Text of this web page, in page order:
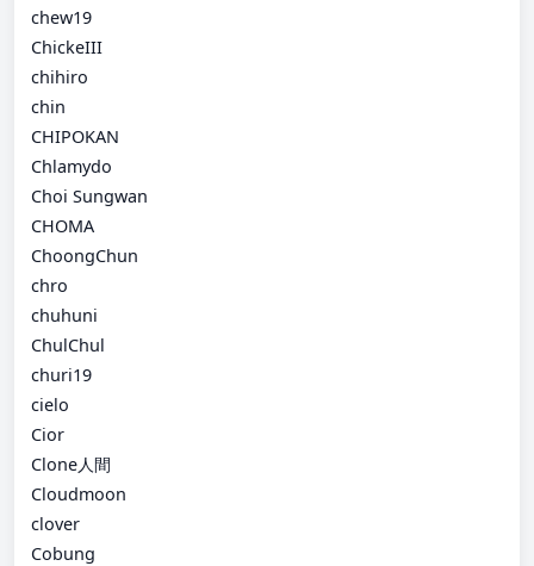
chew19
ChickeIII
chihiro
chin
CHIPOKAN
Chlamydo
Choi Sungwan
CHOMA
ChoongChun
chro
chuhuni
ChulChul
churi19
cielo
Cior
Clone人間
Cloudmoon
clover
Cobung